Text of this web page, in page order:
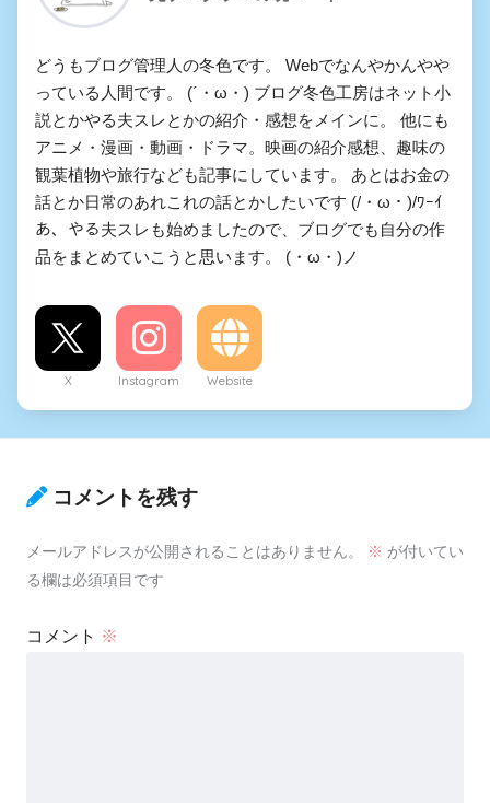
どうもブログ管理人の冬色です。 Webでなんやかんやや
っている人間です。 (´・ω・) ブログ冬色工房はネット小
説とかやる夫スレとかの紹介・感想をメインに。 他にも
アニメ・漫画・動画・ドラマ。映画の紹介感想、趣味の
観葉植物や旅行なども記事にしています。 あとはお金の
話とか日常のあれこれの話とかしたいです (/・ω・)/ﾜｰｲ
あ、やる夫スレも始めましたので、ブログでも自分の作
品をまとめていこうと思います。 (・ω・)ノ
X Instagram Website
コメントを残す
メールアドレスが公開されることはありません。 ※ が付いてい
る欄は必須項目です
コメント ※